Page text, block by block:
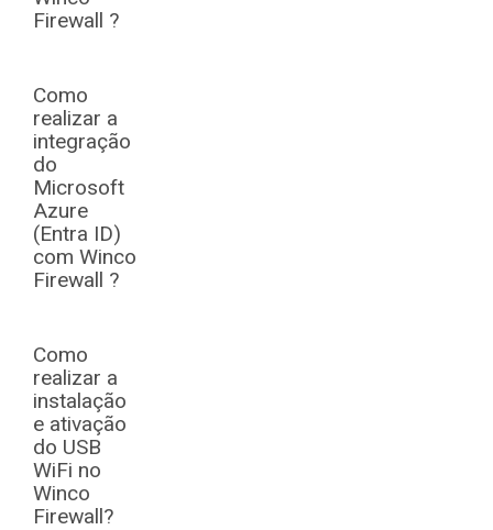
Firewall ?
Como
realizar a
integração
do
Microsoft
Azure
(Entra ID)
com Winco
Firewall ?
Como
realizar a
instalação
e ativação
do USB
WiFi no
Winco
Firewall?